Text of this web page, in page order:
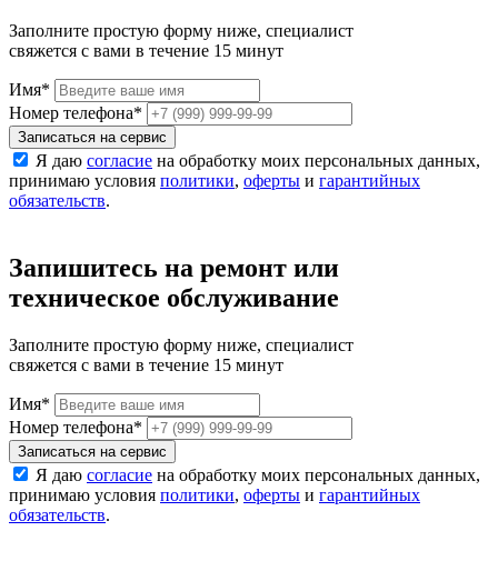
Заполните простую форму ниже, специалист
свяжется с вами в течение 15 минут
Имя*
Номер телефона*
Записаться на сервис
Я даю согласие на обработку моих персональных данных,
принимаю условия политики, оферты и гарантийных
обязательств.
Запишитесь на ремонт или
техническое обслуживание
Заполните простую форму ниже, специалист
свяжется с вами в течение 15 минут
Имя*
Номер телефона*
Записаться на сервис
Я даю согласие на обработку моих персональных данных,
принимаю условия политики, оферты и гарантийных
обязательств.